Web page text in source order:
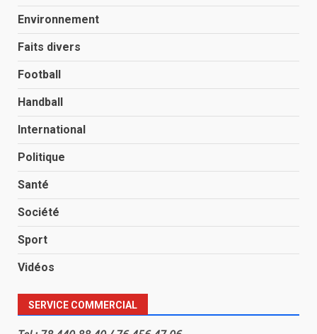
Environnement
Faits divers
Football
Handball
International
Politique
Santé
Société
Sport
Vidéos
SERVICE COMMERCIAL